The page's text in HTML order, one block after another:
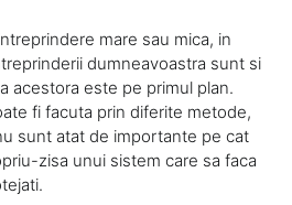
mare sau mica, in
dumneavoastra sunt si
acestora este pe primul plan.
fi facuta prin diferite metode,
sunt atat de importante pe cat
zisa unui sistem care sa faca